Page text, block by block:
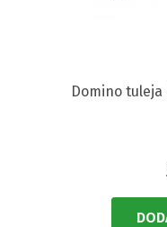
Domino tuleja